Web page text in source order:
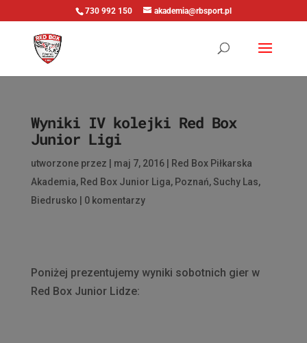
730 992 150 akademia@rbsport.pl
Wyniki IV kolejki Red Box
Junior Ligi
utworzone przez maj 7, 2016|
Red Box Piłkarska
Akademia, Red Box Junior Liga, Poznań,Suchy Las,
Biedrusko
0 komentarzy
Poniżej prezentujemy wyniki sobotnich gier w
Red Box Junior Lidze: